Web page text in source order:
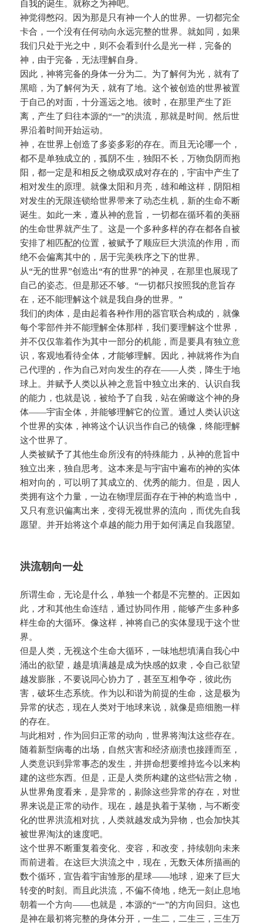
自我的诞生。就称之为神吧。
神觉得憋闷。因为那是只有神一个人的世界。一切都完全
卡合，一个没有任何动向永远完整的世界。就如同，如果
我们只处于光之中，则不会看到什么是光一样，完备的
神，由于完备，无法理解自身。
因此，神将完备的身体一分为二。为了解何为光，就有了
黑暗，为了解何为天，就有了地。这个被创造的世界被置
于自己的对面，十分遥远之地。彼时，在那里产生了距
离，产生了归往本源的“一”的洪流，那就是时间。然后世
界沿着时间开始运动。
神，在世界上创造了多姿多彩的存在。而且无论哪一个，
都不是单独成立的，孤阴不生，独阳不长，万物负阴而抱
阳，都一定是和相反之物成双成对存在的，宇宙中产生了
相对发生的原理。就像太阳和月亮，雄和雌这样，阴阳相
对发生的无限连锁给世界带来了动态生机，新的生命不断
诞生。如此一来，遵从神的意旨，一切都在循环着的美丽
的生命世界就产生了。这是一个多种多样的存在都各自被
安排了相匹配的位置，被赋予了顺应巨大洪流的作用，而
绝不会偏离其中的，居于完美秩序之下的世界。
从“无的世界”创造出“有的世界”的神灵，在那里也展现了
自己的姿态。但是那还不够。“一切都只按照我的意旨存
在，还不能理解这个就是我自身的世界。”
我们的肉体，是由起着各种作用的器官联合构成的，就像
每个零部件并不能理解全体那样，我们要理解这个世界，
并不仅仅靠着作为其中一部分的机能，而是要具有独立意
识，客观地看待全体，才能够理解。因此，神就将作为自
己代理的，作为自己对向发生的存在——人类，降生于地
球上。并赋予人类以从神之意旨中独立出来的、认识自我
的能力，也就是说，被给予了自我，站在俯瞰这个神的身
体——宇宙全体，并能够理解它的位置。通过人类认识这
个世界的实体，神将这个认识当作自己的镜像，终能理解
这个世界了。
人类被赋予了其他生命所没有的特殊能力，从神的意旨中
独立出来，独自思考。这本来是与宇宙中遍布的神的实体
相对向的，可以明了其成立的、优秀的能力。但是，因人
类拥有这个力量，一边在物理层面存在于神的构造当中，
又只有意识偏离出来，变得无视世界的流向，而优先自我
愿望。并开始将这个卓越的能力用于如何满足自我愿望。
洪流朝向一处
所谓生命，无论是什么，单独一个都是不完整的。正因如
此，才和其他生命连结，通过协同作用，能够产生多种多
样生命的大循环。像这样，神将自己的实体显现于这个世
界。
但是人类，无视这个生命大循环，一味地想填满自我心中
涌出的欲望，越是填满越是成为快感的奴隶，令自己欲望
越发膨胀，不要说同心协力了，甚至互相争夺，彼此伤
害，破坏生态系统。作为以和谐为前提的生命，这是极为
异常的状态，现在人类对于地球来说，就像是癌细胞一样
的存在。
与此相对，作为回归正常的动向，世界将淘汰这些存在。
随着新型病毒的出场，自然灾害和经济崩溃也接踵而至，
人类意识到异常事态的发生，并拼命想要维持迄今以来构
建的这些东西。但是，正是人类所构建的这些钻营之物，
从世界角度看来，是异常的，剔除这些异常的存在，对世
界来说是正常的动作。现在，越是执着于某物，与不断变
化的世界洪流相对抗，人类就越发成为异物，也会加快其
被世界淘汰的速度吧。
这个世界不断重复着变化、变容，和改变，持续朝向未来
而前进着。在这巨大洪流之中，现在，无数天体所描画的
数个循环，宣告着宇宙雏形的星球——地球，迎来了巨大
转变的时刻。而且此洪流，不偏不倚地，绝无一刻止息地
朝着一个方向——也就是，本源的“一”的方向回归。这也
是神在最初将完整的身体分开，一生二，二生三，三生万